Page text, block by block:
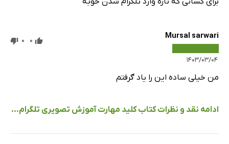
Mursal sarwari
۱۴۰۳/۰۳/۰۴
0
0
من خیلی ساده این را یاد ګرفتم
ادامه نقد و نظرات کتاب کلید مهارت آموزش تصویری تلگرام...